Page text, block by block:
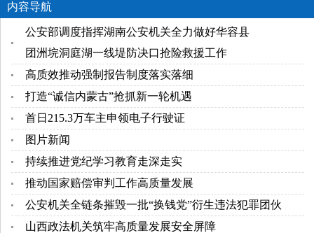
内容导航
公安部调度指挥湖南公安机关全力做好华容县
团洲垸洞庭湖一线堤防决口抢险救援工作
高质效推动强制报告制度落实落细
打造“诚信内蒙古”抢抓新一轮机遇
首日215.3万车主申领电子行驶证
图片新闻
持续推进党纪学习教育走深走实
推动国家赔偿审判工作高质量发展
公安机关全链条摧毁一批“换钱党”衍生违法犯罪团伙
山西政法机关筑牢高质量发展安全屏障